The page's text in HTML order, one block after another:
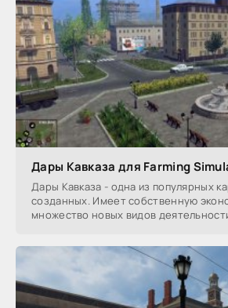
Дары Кавказа для Farming
Дары Кавказа - одна из популярных
созданных. Имеет собственную
множество новых видов